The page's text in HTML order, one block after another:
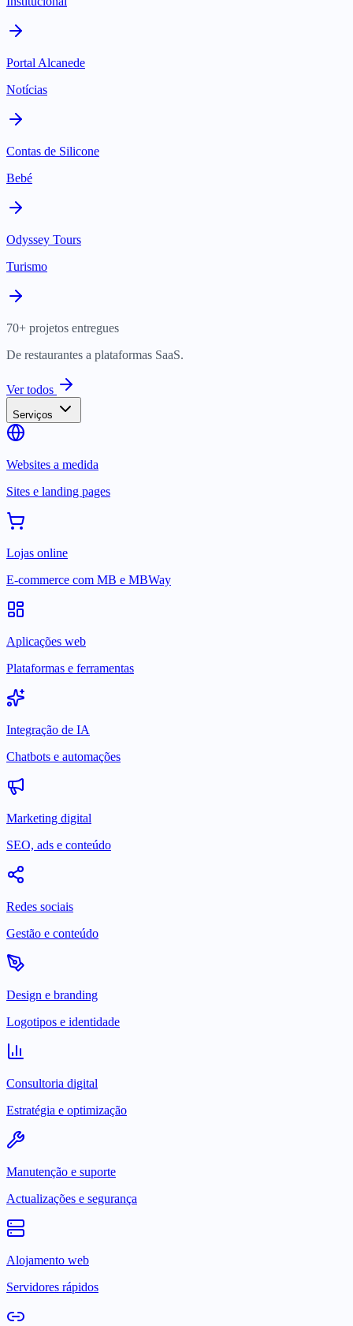
Portal Alcanede
Notícias
Contas de Silicone
Bebé
Odyssey Tours
Turismo
70+ projetos entregues
De restaurantes a plataformas SaaS.
Ver todos
Serviços
Websites a medida
Sites e landing pages
Lojas online
E-commerce com MB e MBWay
Aplicações web
Plataformas e ferramentas
Integração de IA
Chatbots e automações
Marketing digital
SEO, ads e conteúdo
Redes sociais
Gestão e conteúdo
Design e branding
Logotipos e identidade
Consultoria digital
Estratégia e optimização
Manutenção e suporte
Actualizações e segurança
Alojamento web
Servidores rápidos